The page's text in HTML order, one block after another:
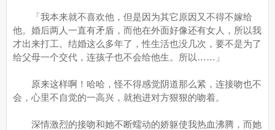
「我本来就不喜欢他，但是因为其它原因又不得不嫁给
他。婚后两人一直有矛盾，而他在外面好像还有女人，所以我
才出来打工。结婚这么多年了，性生活也没几次，要不是为了
给父母一个交代，连孩子也不会给他生。所以……」
原来这样啊！哈哈，怪不得感觉阴道那么紧，连接吻也不
会，心里不自觉的一高兴，就抱进对方狠狠的吻着。
深情激烈的接吻和她不断蠕动的娇躯使我热血沸腾，而她